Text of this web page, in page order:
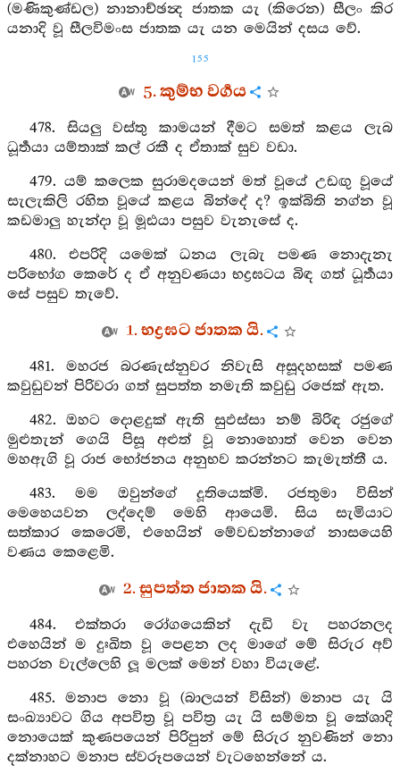
(මණිකුණ්ඩල) නානාච්ඡන්‍ද ජාතක යැ (කිරෙන) සීලං කිර
යනාදි වූ සීලවිමංස ජාතක යැ යන මෙයින් දසය වේ.
155
5. කුම්භ වර්‍ගය
478. සියලු වස්තු කාමයන් දීමට සමත් කළය ලැබ
ධූර්‍තයා යම්තාක් කල් රකී ද ඒතාක් සුව වඩා.
479. යම් කලෙක සුරාමදයෙන් මත් වූයේ උඩඟු වූයේ
සැලැකිලි රහිත වූයේ කළය බින්දේ ද? ඉක්බිති නග්න වූ
කඩමාලු හැන්දා වූ මූඪයා පසුව වැනැසේ ද.
480. එපරිදි යමෙක් ධනය ලැබැ පමණ නොදැනැ
පරිභෝග කෙරේ ද ඒ අනුවණයා භද්‍රඝටය බිඳ ගත් ධූර්‍තයා
සේ පසුව තැවේ.
1. භද්‍රඝට ජාතක යි.
481. මහරජ බරණැස්නුවර නිවැසි අසූදහසක් පමණ
කවුඩුවන් පිරිවරා ගත් සුපත්ත නමැති කවුඩු රජෙක් ඇත.
482. ඔහට දොළදුක් ඇති සුඵස්සා නම් බිරිඳ රජුගේ
මුළුතැන් ගෙයි පිසූ අළුත් වූ නොහොත් වෙන වෙන
මහඇගි වූ රාජ භෝජනය අනුභව කරන්නට කැමැත්තී ය.
483. මම ඔවුන්ගේ දූතියෙක්මි. රජතුමා විසින්
මෙහෙයවන ලද්දෙම් මෙහි ආයෙමි. සිය සැමියාට
සත්කාර කෙරෙමි, එහෙයින් මේවඩන්නාගේ නාසයෙහි
වණය කෙළෙමි.
2. සුපත්ත ජාතක යි.
484. එක්තරා රෝගයෙකින් දැඩි වැ පහරනලද
එහෙයින් ම දුඃඛිත වූ පෙළන ලද මාගේ මේ සිරුර අව්
පහරන වැල්ලෙහි ලූ මලක් මෙන් වහා වියැළේ.
485. මනාප නො වූ (බාලයන් විසින්) මනාප යැ යි
සංඛ්‍යාවට ගිය අපවිත්‍ර වූ පවිත්‍ර යැ යි සම්මත වූ කේශාදි
නොයෙක් කුණපයෙන් පිරිපුන් මේ සිරුර නුවණින් නො
දක්නාහට මනාප ස්වරූපයෙන් වැටහෙන්නේ ය.